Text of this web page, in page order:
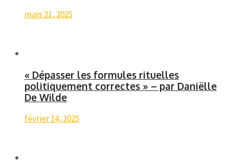
mars 21, 2025
« Dépasser les formules rituelles
politiquement correctes » – par Daniëlle
De Wilde
février 14, 2025